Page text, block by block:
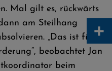
Mal gilt es, rückwärts
am Steilhang
„Das ist für
beobachtet Jan
beim
+